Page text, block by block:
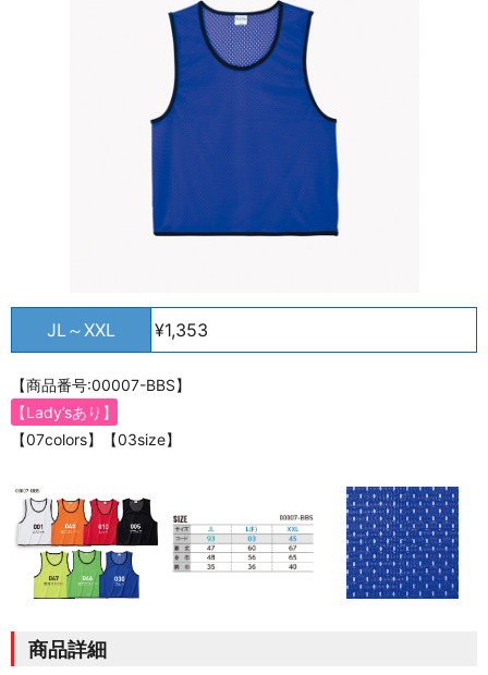
JL～XXL ¥1,353
【商品番号:00007-BBS】
【Lady’sあり】
【07colors】【03size】
商品詳細